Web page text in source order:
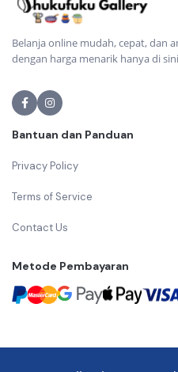
Belanja online mudah, cepat, dan
dengan harga menarik hanya di
Bantuan dan Panduan
Privacy Policy
Terms of Service
Contact Us
Metode Pembayaran